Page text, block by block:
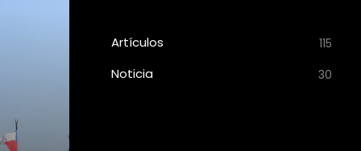
Artículos 115
Noticia 30